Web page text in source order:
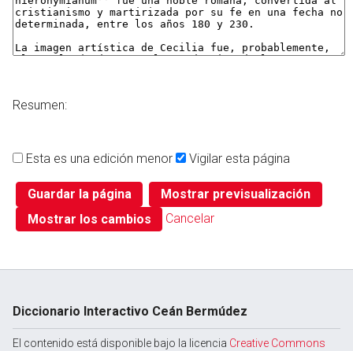
Resumen:
Esta es una edición menor Vigilar esta página
Cancelar
Diccionario Interactivo Ceán Bermúdez
El contenido está disponible bajo la licencia Creative Commons